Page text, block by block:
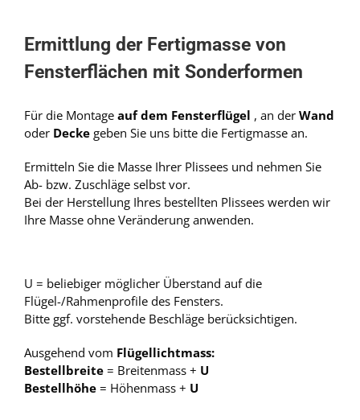
Ermittlung der Fertigmasse von
Fensterflächen mit Sonderformen
Für die Montage auf dem Fensterflügel , an der Wand
oder Decke geben Sie uns bitte die Fertigmasse an.
Ermitteln Sie die Masse Ihrer Plissees und nehmen Sie
Ab- bzw. Zuschläge selbst vor.
Bei der Herstellung Ihres bestellten Plissees werden wir
Ihre Masse ohne Veränderung anwenden.
U = beliebiger möglicher Überstand auf die
Flügel-/Rahmenprofile des Fensters.
Bitte ggf. vorstehende Beschläge berücksichtigen.
Ausgehend vom Flügellichtmass:
Bestellbreite = Breitenmass + U
Bestellhöhe = Höhenmass + U